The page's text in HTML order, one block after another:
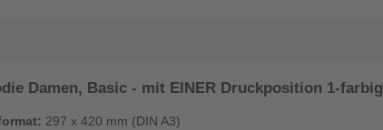
Damen, Basic - mit EINER Druckposition 1-farbig
297 x 420 mm (DIN A3)